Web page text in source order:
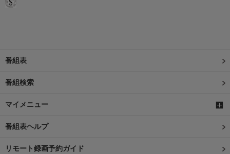
番組表
番組検索
マイメニュー
番組表ヘルプ
リモート録画予約ガイド